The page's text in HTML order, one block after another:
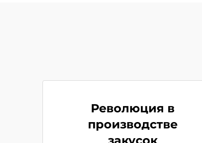
Революция в
производстве